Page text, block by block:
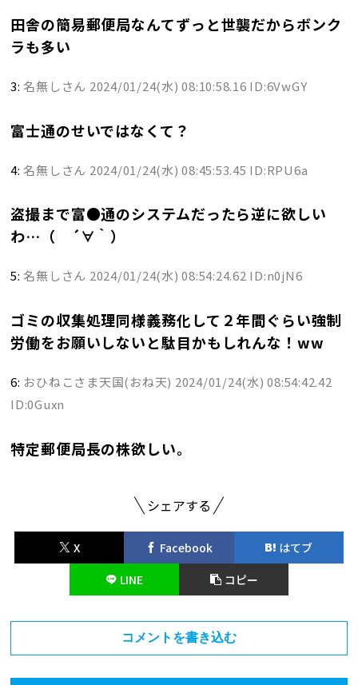
田舎の簡易郵便局なんてずっと世襲だからボンク
ラも多い
3:名無しさん 2024/01/24(水) 08:10:58.16 ID:6VwGY
富士通のせいではなくて？
4:名無しさん 2024/01/24(水) 08:45:53.45 ID:RPU6a
盗撮まで富●通のシステムだったら逆に欲しい
わ…（ ´∀｀）
5:名無しさん 2024/01/24(水) 08:54:24.62 ID:n0jN6
ゴミの収集処理同様義務化して２年間ぐらい強制
労働をお願いしないと駄目かもしれんな！ww
6: おひねこさま天国(おね天) 2024/01/24(水) 08:54:42.42
ID:0Guxn
特定郵便局長の株欲しい。
シェアする
X Facebook
はてブ
LINE
コピー
コメントを書き込む